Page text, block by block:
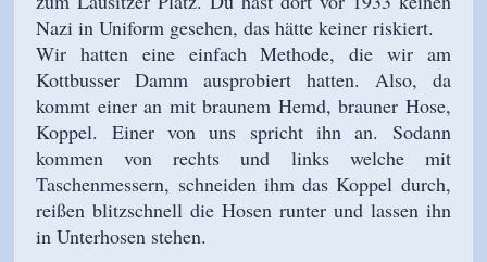
Nazi in Uniform gesehen, das hätte keiner riskiert.
Wir hatten eine einfach Methode, die wir am
Kottbusser Damm ausprobiert hatten. Also, da
kommt einer an mit braunem Hemd, brauner Hose,
Koppel. Einer von uns spricht ihn an. Sodann
kommen von rechts und links welche mit
Taschenmessern, schneiden ihm das Koppel durch,
reißen blitzschnell die Hosen runter und lassen ihn
in Unterhosen stehen.